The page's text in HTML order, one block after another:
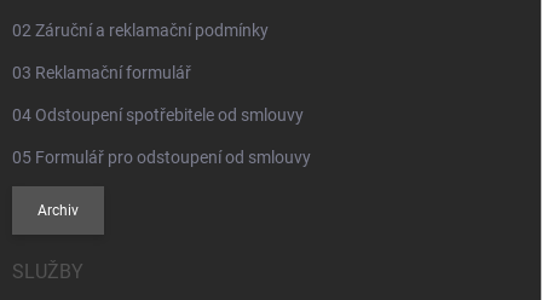
02 Záruční a reklamační podmínky
03 Reklamační formulář
04 Odstoupení spotřebitele od smlouvy
05 Formulář pro odstoupení od smlouvy
Archiv
SLUŽBY